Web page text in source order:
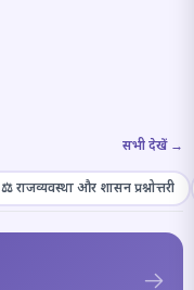
सभी देखें →
⚖️ राजव्यवस्था और शासन प्रश्नोत्तरी